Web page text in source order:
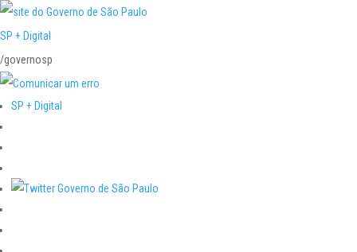
SP + Digital
/governosp
SP + Digital